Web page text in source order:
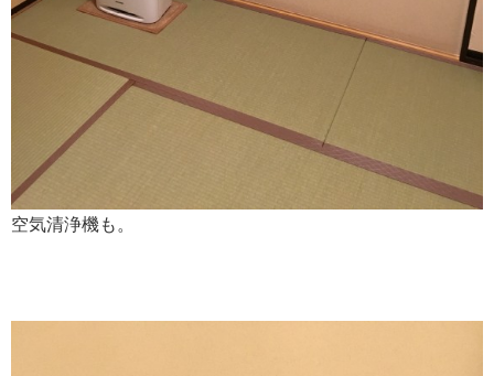
空気清浄機も。